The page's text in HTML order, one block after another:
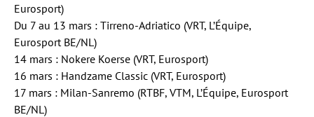
Eurosport)
Du 7 au 13 mars : Tirreno-Adriatico (VRT, L’Équipe,
Eurosport BE/NL)
14 mars : Nokere Koerse (VRT, Eurosport)
16 mars : Handzame Classic (VRT, Eurosport)
17 mars : Milan-Sanremo (RTBF, VTM, L’Équipe, Eurosport
BE/NL)